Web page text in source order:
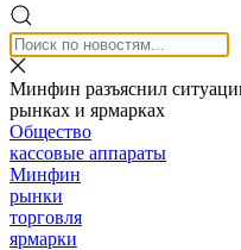
Минфин разъяснил
рынках и ярмарках
Общество
кассовые аппараты
Минфин
рынки
торговля
ярмарки